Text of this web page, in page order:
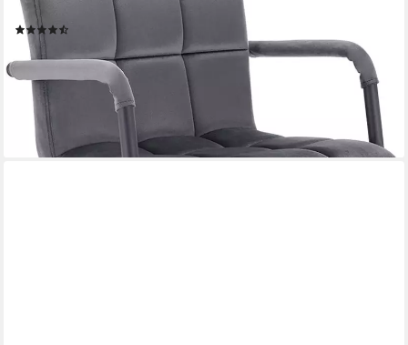
drehbar
ab 59,49 € 97,99 €
nur bis Dienstag
-39%
lieferbar - in 3-4 Werktagen bei dir